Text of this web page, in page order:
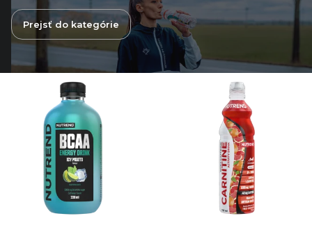
Prejsť do kategórie